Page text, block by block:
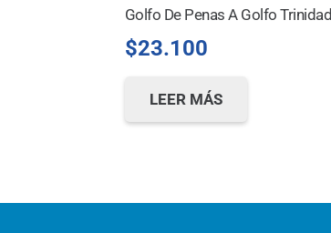
Golfo De Penas A Golfo Trinidad
$23.100
LEER MÁS